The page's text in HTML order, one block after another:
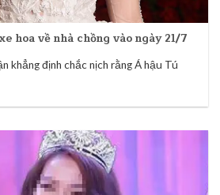
hoa về nhà chồng vào ngày 21/7
khẳng định chắc nịch rằng Á hậu Tú